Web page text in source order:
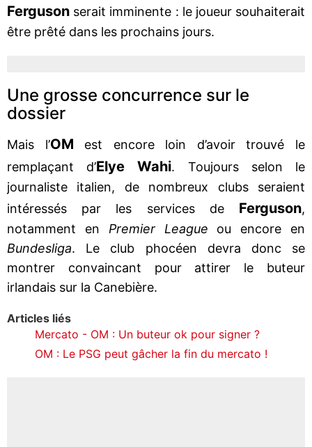
Ferguson serait imminente : le joueur souhaiterait
être prêté dans les prochains jours.
Une grosse concurrence sur le
dossier
Mais l’OM
est encore loin d’avoir trouvé le
remplaçant d’Elye Wahi. Toujours selon le
journaliste italien, de nombreux clubs seraient
intéressés par les services de Ferguson,
notamment en Premier League ou encore en
Bundesliga. Le club phocéen devra donc se
montrer convaincant pour attirer le buteur
irlandais sur la Canebière.
Articles liés
Mercato - OM : Un buteur ok pour signer ?
OM : Le PSG peut gâcher la fin du mercato !